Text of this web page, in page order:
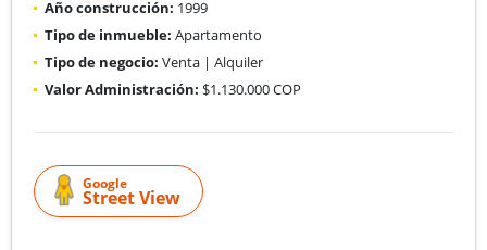
Año construcción: 1999
Tipo de inmueble: Apartamento
Tipo de negocio: Venta | Alquiler
Valor Administración: $1.130.000 COP
Google
Street View